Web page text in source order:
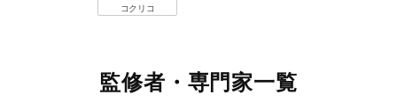
コクリコ
監修者・専門家一覧